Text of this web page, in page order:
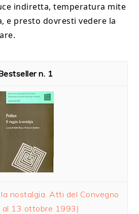
indiretta, temperatura mite
e presto dovresti vedere la
1
nostalgia. Atti del Convegno
al 13 ottobre 1993)